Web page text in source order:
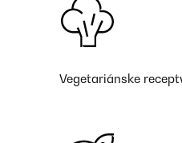
Vegetariánske